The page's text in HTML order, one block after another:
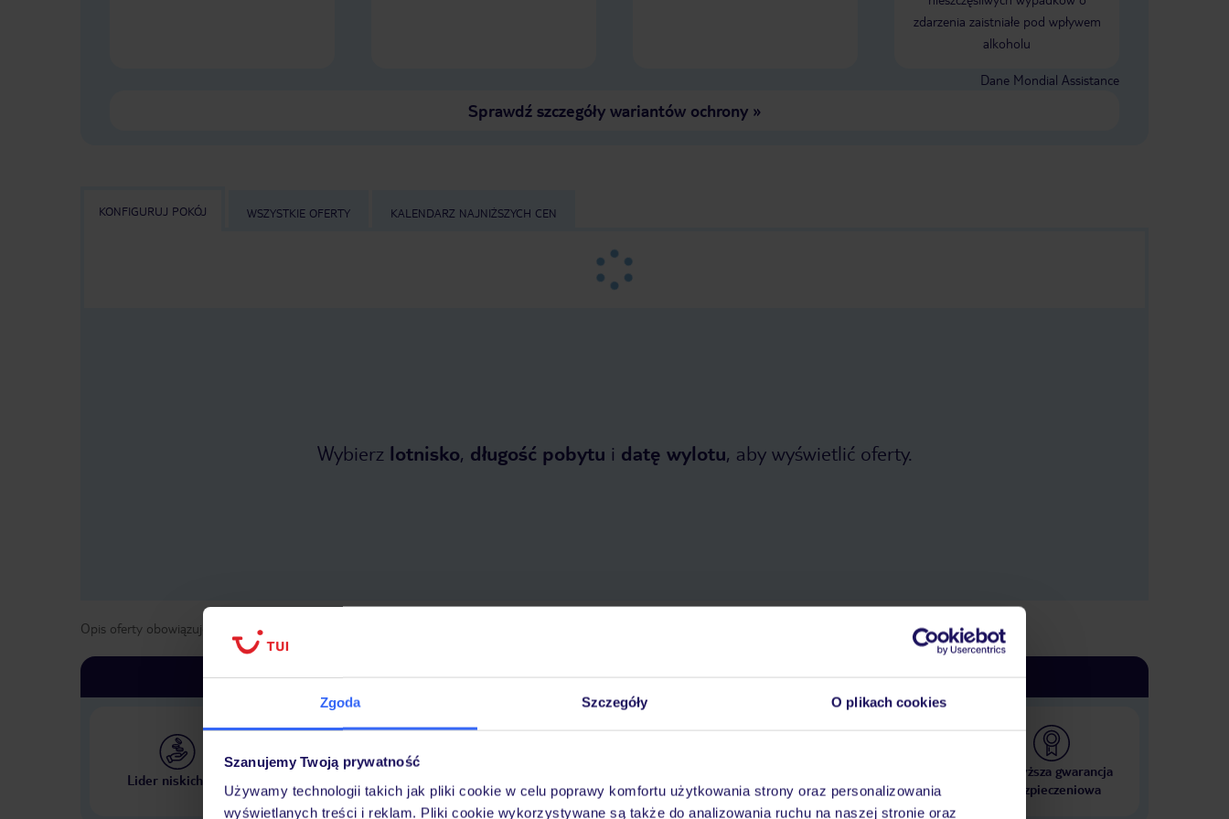
Zgoda Szczegóły O plikach cookies
Szanujemy Twoją prywatność
Używamy technologii takich jak pliki cookie w celu poprawy komfortu użytkowania strony oraz personalizowania
wyświetlanych treści i reklam. Pliki cookie wykorzystywane są także do analizowania ruchu na naszej stronie oraz
zdarzenia zaistniałe pod wpływem
alkoholu
Dane Mondial Assistance
Sprawdź szczegóły wariantów ochrony»
KONFIGURUJ POKÓJ WSZYSTKIE OFERTY KALENDARZ NAJNIŻSZYCH CEN
Wybierz lotnisko, długość pobytu i datę wylotu, aby wyświetlić oferty.
Opis oferty obowiązuje dla wyjazdów w terminie
Dlaczego warto wybrać TUI?
Lider niskich cen
Największe biuro podróży
w Polsce
wakacjach 24/7
krajach
Najwyższa gwarancja
ubezpieczeniowa